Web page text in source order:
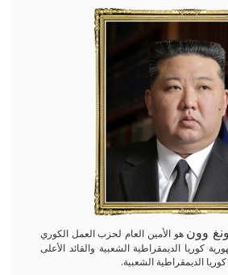
وون هو الأمين العام لحزب العمل الكوري
كوريا الديمقراطية الشعبية والقائد الأعلى
الديمقراطية الشعبية.